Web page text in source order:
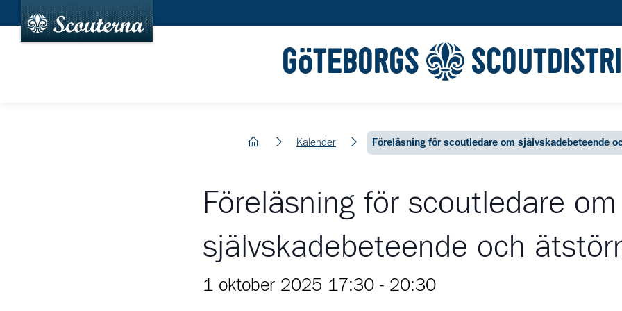
GÖTEBORGS
hem Kalender Föreläsning för scoutledare om självskadebeteende
Föreläsning för scoutledare om
självskadebeteende och
1 oktober 2025 17:30 - 20:30